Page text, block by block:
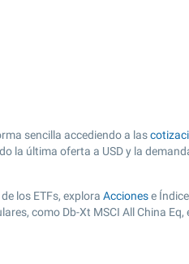
sencilla accediendo a las
la última oferta a USD y la
los ETFs, explora Accionese
como Db-Xt MSCI All China Eq,